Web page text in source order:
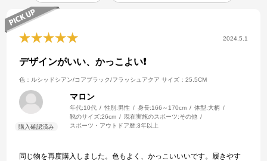
2024.5.1
デザインがいい、かっこよい❗
色：ルシッドシアン/コアブラック/フラッシュアクア サイズ：25.5CM
マロン
年代:10代 性別:男性 身長:166～170cm 体型:大柄
靴のサイズ:26cm 現在実施のスポーツ:その他
スポーツ・アウトドア歴:3年以上
同じ物を再度購入しました。色もよく、かっこいいいです。履きやす